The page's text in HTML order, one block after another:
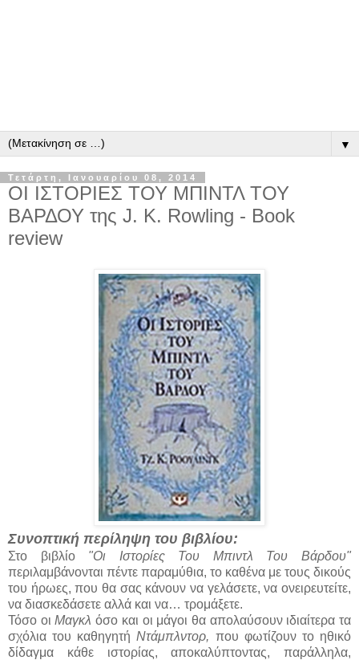
▼
Τετάρτη, Ιανουαρίου 08, 2014
ΟΙ ΙΣΤΟΡΙΕΣ ΤΟΥ ΜΠΙΝΤΛ ΤΟΥ
ΒΑΡΔΟΥ της J. K. Rowling - Book
review
Συνοπτική περίληψη του βιβλίου:
Στο βιβλίο "Οι Ιστορίες Του Μπιντλ Του Βάρδου"
περιλαμβάνονται πέντε παραμύθια, το καθένα με τους δικούς
του ήρωες, που θα σας κάνουν να γελάσετε, να ονειρευτείτε,
να διασκεδάσετε αλλά και να… τρομάξετε.
Τόσο οι Μαγκλ όσο και οι μάγοι θα απολαύσουν ιδιαίτερα τα
σχόλια του καθηγητήΝτάμπλντορ, που φωτίζουν το ηθικό
δίδαγμα κάθε ιστορίας, αποκαλύπτοντας, παράλληλα,